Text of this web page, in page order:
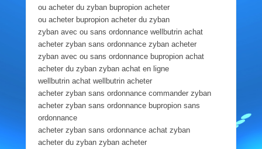
ou acheter du zyban bupropion acheter
ou acheter bupropion acheter du zyban
zyban avec ou sans ordonnance wellbutrin achat
acheter zyban sans ordonnance zyban acheter
zyban avec ou sans ordonnance bupropion achat
acheter du zyban zyban achat en ligne
wellbutrin achat wellbutrin acheter
acheter zyban sans ordonnance commander zyban
acheter zyban sans ordonnance bupropion sans
ordonnance
acheter zyban sans ordonnance achat zyban
acheter du zyban zyban acheter